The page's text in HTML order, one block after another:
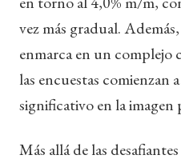
vez más gradual.
enmarca en un
las encuestas comienzan
significativo en la
Más allá de las